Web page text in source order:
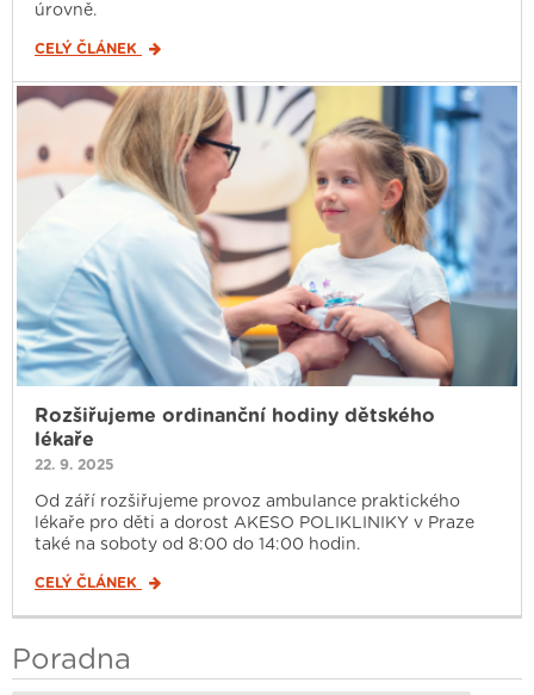
úrovně.
CELÝ ČLÁNEK
Rozšiřujeme ordinanční hodiny dětského
lékaře
22. 9. 2025
Od září rozšiřujeme provoz ambulance praktického
lékaře pro děti a dorost AKESO POLIKLINIKY v Praze
také na soboty od 8:00 do 14:00 hodin.
CELÝ ČLÁNEK
Poradna